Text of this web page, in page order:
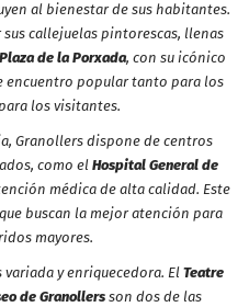
al bienestar de sus habitantes.
callejuelas pintorescas, llenas
Plaza de la Porxada, con su icónico
popular tanto para los
los visitantes.
Granollers dispone de centros
como el Hospital General de
médica de alta calidad. Este
buscan la mejor atención para
mayores.
y enriquecedora. ElTeatre
de Granollersson dos de las